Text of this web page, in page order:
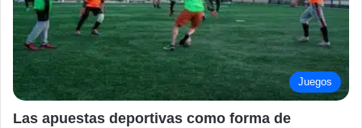
Juegos
Las apuestas deportivas como forma de